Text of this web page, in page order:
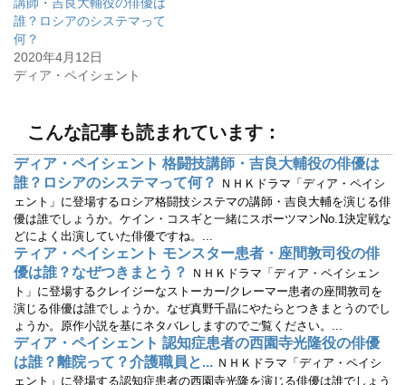
い
ウ
ィ
ド
ウ
で
し
て
く
さ
い
(
新
ィ
ン
ウ
で
開
き
ま
す
)
誰？ロシアのシステマって
何？
2020年4月12日
ディア・ペイシェント
こんな記事も読まれています：
ディア・ペイシェント 格闘技講師・吉良大輔役の俳優は
誰？ロシアのシステマって何？
ＮＨＫドラマ「ディア・ペイシ
ェント」に登場するロシア格闘技システマの講師・吉良大輔を演じる俳
優は誰でしょうか。ケイン・コスギと一緒にスポーツマンNo.1決定戦な
どによく出演していた俳優ですね。...
ティア・ペイシェント モンスター患者・座間敦司役の俳
優は誰？なぜつきまとう？
ＮＨＫドラマ「ディア・ペイシェン
ト」に登場するクレイジーなストーカー/クレーマー患者の座間敦司を
演じる俳優は誰でしょうか。なぜ真野千晶にやたらとつきまとうのでし
ょうか。原作小説を基にネタバレしますのでご覧ください。...
ディア・ペイシェント 認知症患者の西園寺光隆役の俳優
は誰？離院って？介護職員と... ＮＨＫドラマ「ディア・ペイシ
ェント」に登場する認知症患者の西園寺光隆を演じる俳優は誰でしょう